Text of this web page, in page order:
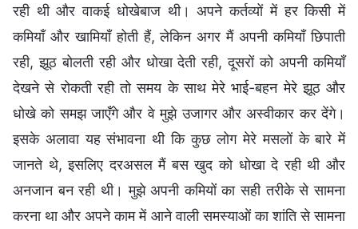
रही थी और वाकई धोखेबाज थी। अपने कर्तव्यों में हर किसी में
कमियाँ और खामियाँ होती हैं, लेकिन अगर मैं अपनी कमियाँ छिपाती
रही, झूठ बोलती रही और धोखा देती रही, दूसरों को अपनी कमियाँ
देखने से रोकती रही तो समय के साथ मेरे भाई-बहन मेरे झूठ और
धोखे को समझ जाएँगे और वे मुझे उजागर और अस्वीकार कर देंगे।
इसके अलावा यह संभावना थी कि कुछ लोग मेरे मसलों के बारे में
जानते थे, इसलिए दरअसल मैं बस खुद को धोखा दे रही थी और
अनजान बन रही थी। मुझे अपनी कमियों का सही तरीके से सामना
करना था और अपने काम में आने वाली समस्याओं का शांति से सामना